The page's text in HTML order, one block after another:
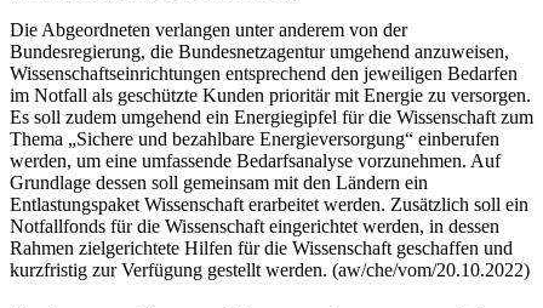
Die Abgeordneten verlangen unter anderem von der
Bundesregierung, die Bundesnetzagentur umgehend anzuweisen,
Wissenschaftseinrichtungen entsprechend den jeweiligen Bedarfen
im Notfall als geschützte Kunden prioritär mit Energie zu versorgen.
Es soll zudem umgehend ein Energiegipfel für die Wissenschaft zum
Thema „Sichere und bezahlbare Energieversorgung“ einberufen
werden, um eine umfassende Bedarfsanalyse vorzunehmen. Auf
Grundlage dessen soll gemeinsam mit den Ländern ein
Entlastungspaket Wissenschaft erarbeitet werden. Zusätzlich soll ein
Notfallfonds für die Wissenschaft eingerichtet werden, in dessen
Rahmen zielgerichtete Hilfen für die Wissenschaft geschaffen und
kurzfristig zur Verfügung gestellt werden. (aw/che/vom/20.10.2022)